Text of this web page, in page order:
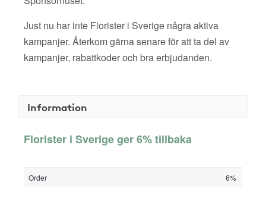
Just nu har inte Florister i Sverige några aktiva
kampanjer. Återkom gärna senare för att ta del av
kampanjer, rabattkoder och bra erbjudanden.
Information
Florister i Sverige ger 6% tillbaka
Order 6%